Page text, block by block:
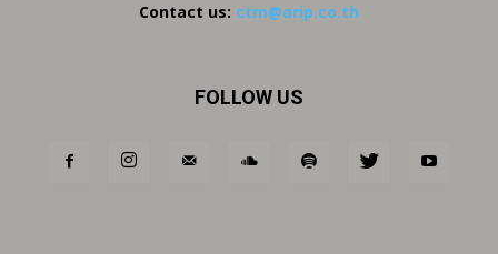
Contact us: ctm@arip.co.th
FOLLOW US